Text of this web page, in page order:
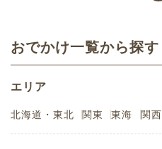
おでかけ一覧から探す
エリア
北海道・東北 関東 東海 関西